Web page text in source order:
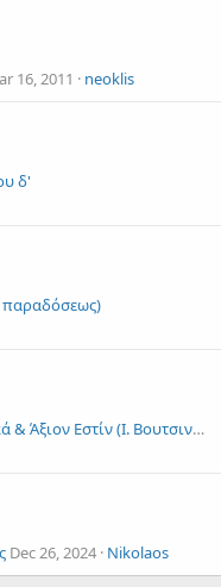
16, 2011 neoklis
δ'
παραδόσεως)
Λιναρδάκης Βαγγέλης: Λειτουργικά & Άξιον Εστίν (Ι. Βουτσινά) Αος
Dec 26, 2024 Nikolaos